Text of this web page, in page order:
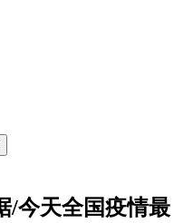
/今天全国疫情最